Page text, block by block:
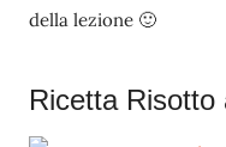
della lezione 🙂
Ricetta Risotto